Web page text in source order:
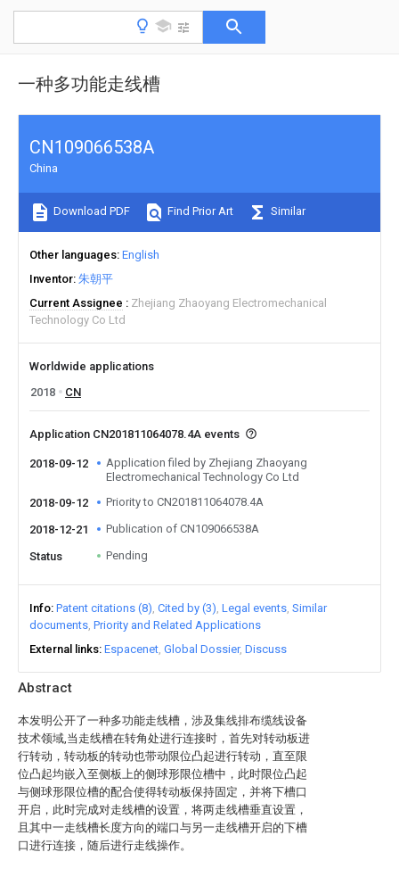
一种多功能走线槽
Abstract
本发明公开了一种多功能走线槽，涉及集线排布缆线设备
技术领域,当走线槽在转角处进行连接时，首先对转动板进
行转动，转动板的转动也带动限位凸起进行转动，直至限
位凸起均嵌入至侧板上的侧球形限位槽中，此时限位凸起
与侧球形限位槽的配合使得转动板保持固定，并将下槽口
开启，此时完成对走线槽的设置，将两走线槽垂直设置，
且其中一走线槽长度方向的端口与另一走线槽开启的下槽
口进行连接，随后进行走线操作。
CN109066538A
China
Download PDF Find Prior Art Similar
Other languages English
Inventor 朱朝平
Current Assignee
Zhejiang Zhaoyang Electromechanical
Technology Co Ltd
Worldwide applications
2018
CN
Application CN201811064078.4A events
2018-09-12
Application filed by Zhejiang Zhaoyang
Electromechanical Technology Co Ltd
2018-09-12
Priority to CN201811064078.4A
2018-12-21 Publication of CN109066538A
Status Pending
Info Patent citations (8) Cited by (3) Legal events Similar
documents Priority and Related Applications
External links Espacenet Global Dossier Discuss